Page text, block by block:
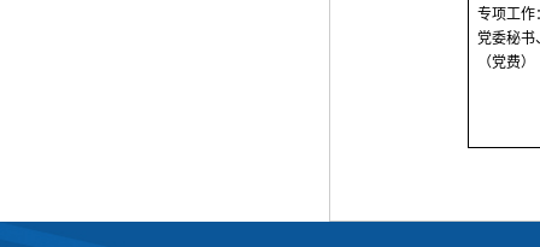
专项工作
党委秘书
（党费）